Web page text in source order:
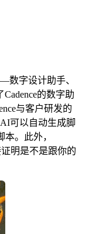
数字设计助手、
的数字助
与客户研发的
可以自动生成脚
。此外，
明是不是跟你的